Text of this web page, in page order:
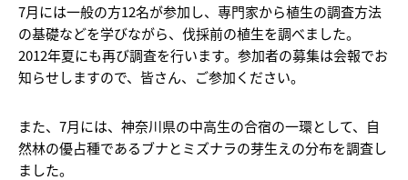
7月には一般の方12名が参加し、専門家から植生の調査方法
の基礎などを学びながら、伐採前の植生を調べました。
2012年夏にも再び調査を行います。参加者の募集は会報でお
知らせしますので、皆さん、ご参加ください。
また、7月には、神奈川県の中高生の合宿の一環として、自
然林の優占種であるブナとミズナラの芽生えの分布を調査し
ました。